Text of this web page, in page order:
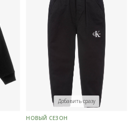
Добавить сразу
НОВЫЙ СЕЗОН